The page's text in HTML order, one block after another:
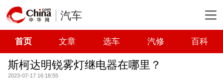
汽车
首页 文章 选车 汽修 百科
斯柯达明锐雾灯继电器在哪里？
2023-07-17 16:18:55